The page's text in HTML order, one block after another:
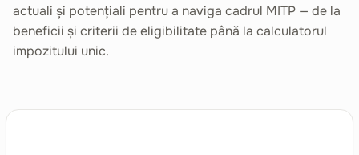
actuali și potențiali pentru a naviga cadrul MITP — de la
beneficii și criterii de eligibilitate până la calculatorul
impozitului unic.